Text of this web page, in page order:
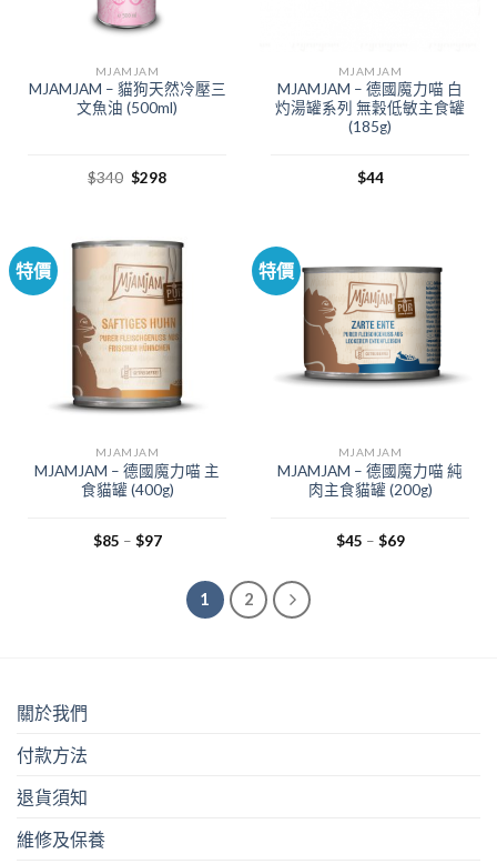
MJAMJAM
MJAMJAM – 貓狗天然冷壓三
文魚油 (500ml)
$340 $298
MJAMJAM
MJAMJAM – 德國魔力喵 白
灼湯罐系列 無穀低敏主食罐
(185g)
$44
特價
MJAMJAM
MJAMJAM – 德國魔力喵 主
食貓罐 (400g)
$85 – $97
特價
MJAMJAM
MJAMJAM – 德國魔力喵 純
肉主食貓罐 (200g)
$45 – $69
1 2
關於我們
付款方法
退貨須知
維修及保養